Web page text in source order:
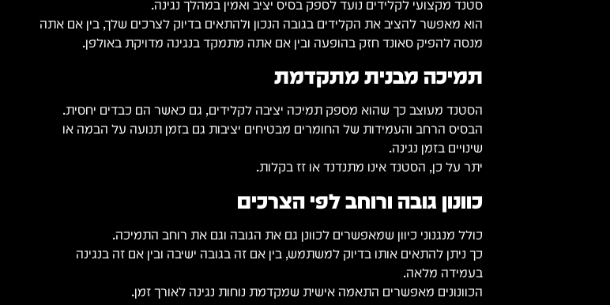
סטנד מקצועי לקלידים נועד לספק בסיס יציב ואמין במהלך נגינה.
הוא מאפשר להציב את הקלידים בגובה הנכון ולהתאים בדיוק לצרכים שלך, בין אם אתה
מנסה להפיק סאונד חזק בהופעה ובין אם אתה מתמקד בנגינה מדויקת באולפן.
תמיכה מבנית מתקדמת
הסטנד מעוצב כך שהוא מספק תמיכה יציבה לקלידים, גם כאשר הם כבדים יחסית.
הבסיס הרחב והעמידות של החומרים מבטיחים יציבות גם בזמן תנועה על הבמה או
שינויים בזמן נגינה.
יתר על כן, הסטנד אינו מתנדנד או זז בקלות.
כוונון גובה ורוחב לפי הצרכים
כולל מנגנוני כיוון שמאפשרים לכוונן גם את הגובה וגם את רוחב התמיכה.
כך ניתן להתאים אותו בדיוק למשתמש, בין אם זה בגובה ישיבה ובין אם זה בנגינה
בעמידה מלאה.
הכוונונים מאפשרים התאמה אישית שמקדמת נוחות נגינה לאורך זמן.